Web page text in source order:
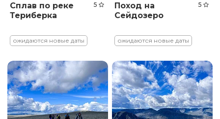
5
Сплав по реке
Териберка
ожидаются новые даты
5
Поход на
Сейдозеро
ожидаются новые даты